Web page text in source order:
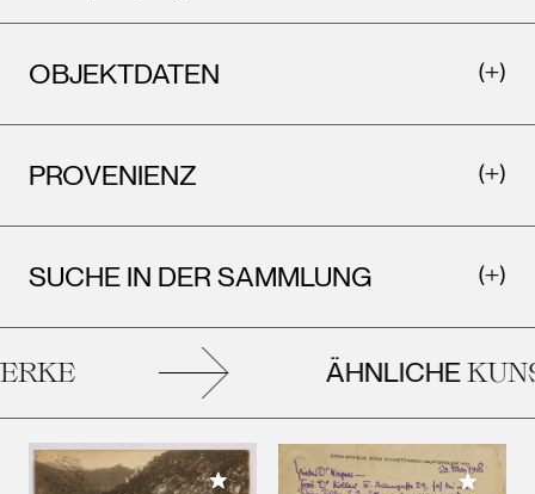
OBJEKTDATEN
PROVENIENZ
SUCHE IN DER SAMMLUNG
ÄHNLICHE
Meiner Sammlung hinzufügen Meiner